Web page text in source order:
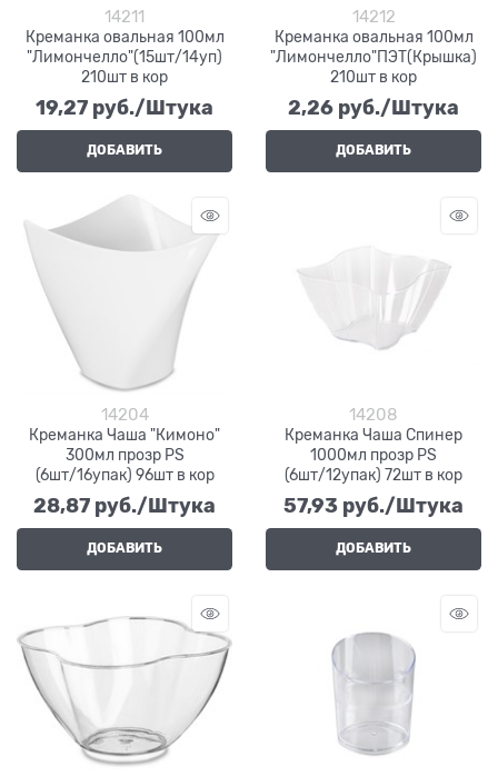
14211
Креманка овальная 100мл
"Лимончелло"(15шт/14уп)
210шт в кор
19,27 руб./Штука
ДОБАВИТЬ
14212
Креманка овальная 100мл
"Лимончелло"ПЭТ(Крышка)
210шт в кор
2,26 руб./Штука
ДОБАВИТЬ
14204
Креманка Чаша "Кимоно"
300мл прозр PS
(6шт/16упак) 96шт в кор
28,87 руб./Штука
ДОБАВИТЬ
14208
Креманка Чаша Спинер
1000мл прозр PS
(6шт/12упак) 72шт в кор
57,93 руб./Штука
ДОБАВИТЬ